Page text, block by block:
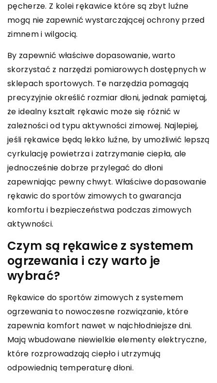
pęcherze. Z kolei rękawice które są zbyt luźne
mogą nie zapewnić wystarczającej ochrony przed
zimnem i wilgocią.
By zapewnić właściwe dopasowanie, warto
skorzystać z narzędzi pomiarowych dostępnych w
sklepach sportowych. Te narzędzia pomagają
precyzyjnie określić rozmiar dłoni, jednak pamiętaj,
że idealny kształt rękawic może się różnić w
zależności od typu aktywności zimowej. Najlepiej,
jeśli rękawice będą lekko luźne, by umożliwić lepszą
cyrkulację powietrza i zatrzymanie ciepła, ale
jednocześnie dobrze przylegać do dłoni
zapewniając pewny chwyt. Właściwe dopasowanie
rękawic do sportów zimowych to gwarancja
komfortu i bezpieczeństwa podczas zimowych
aktywności.
Czym są rękawice z systemem
ogrzewania i czy warto je
wybrać?
Rękawice do sportów zimowych z systemem
ogrzewania to nowoczesne rozwiązanie, które
zapewnia komfort nawet w najchłodniejsze dni.
Mają wbudowane niewielkie elementy elektryczne,
które rozprowadzają ciepło i utrzymują
odpowiednią temperaturę dłoni.